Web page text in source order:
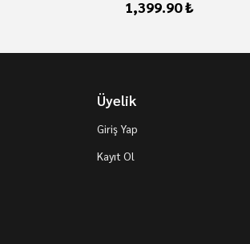
1,399.90 ₺
Üyelik
Giriş Yap
Kayıt Ol